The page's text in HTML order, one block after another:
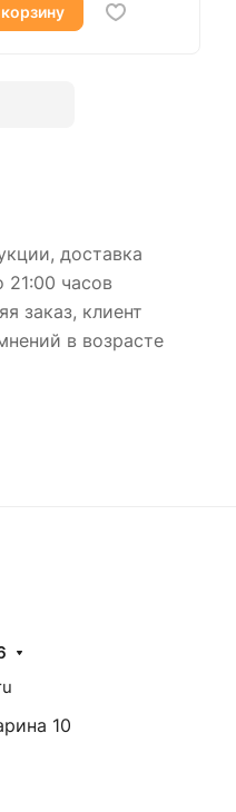
доставка
21:00 часов
заказ, клиент
в возрасте
10